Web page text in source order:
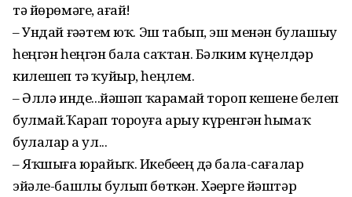
тә йөрөмәгеҙ, ағай!
– Ундай ғәҙәтем юҡ. Эш табып, эш менән булашыу
һеңгән һеңгән бала саҡтан. Бәлким күңелдәр
килешеп тә ҡуйыр, һеңлем.
– Әллә инде...йәшәп ҡарамай тороп кешене белеп
булмай.Ҡарап тороуға арыу күренгән һымаҡ
булалар ҙа ул...
– Яҡшыға юрайыҡ. Икебеҙҙең дә бала-сағалар
эйәле-башлы булып бөткән. Хәҙерге йәштәр